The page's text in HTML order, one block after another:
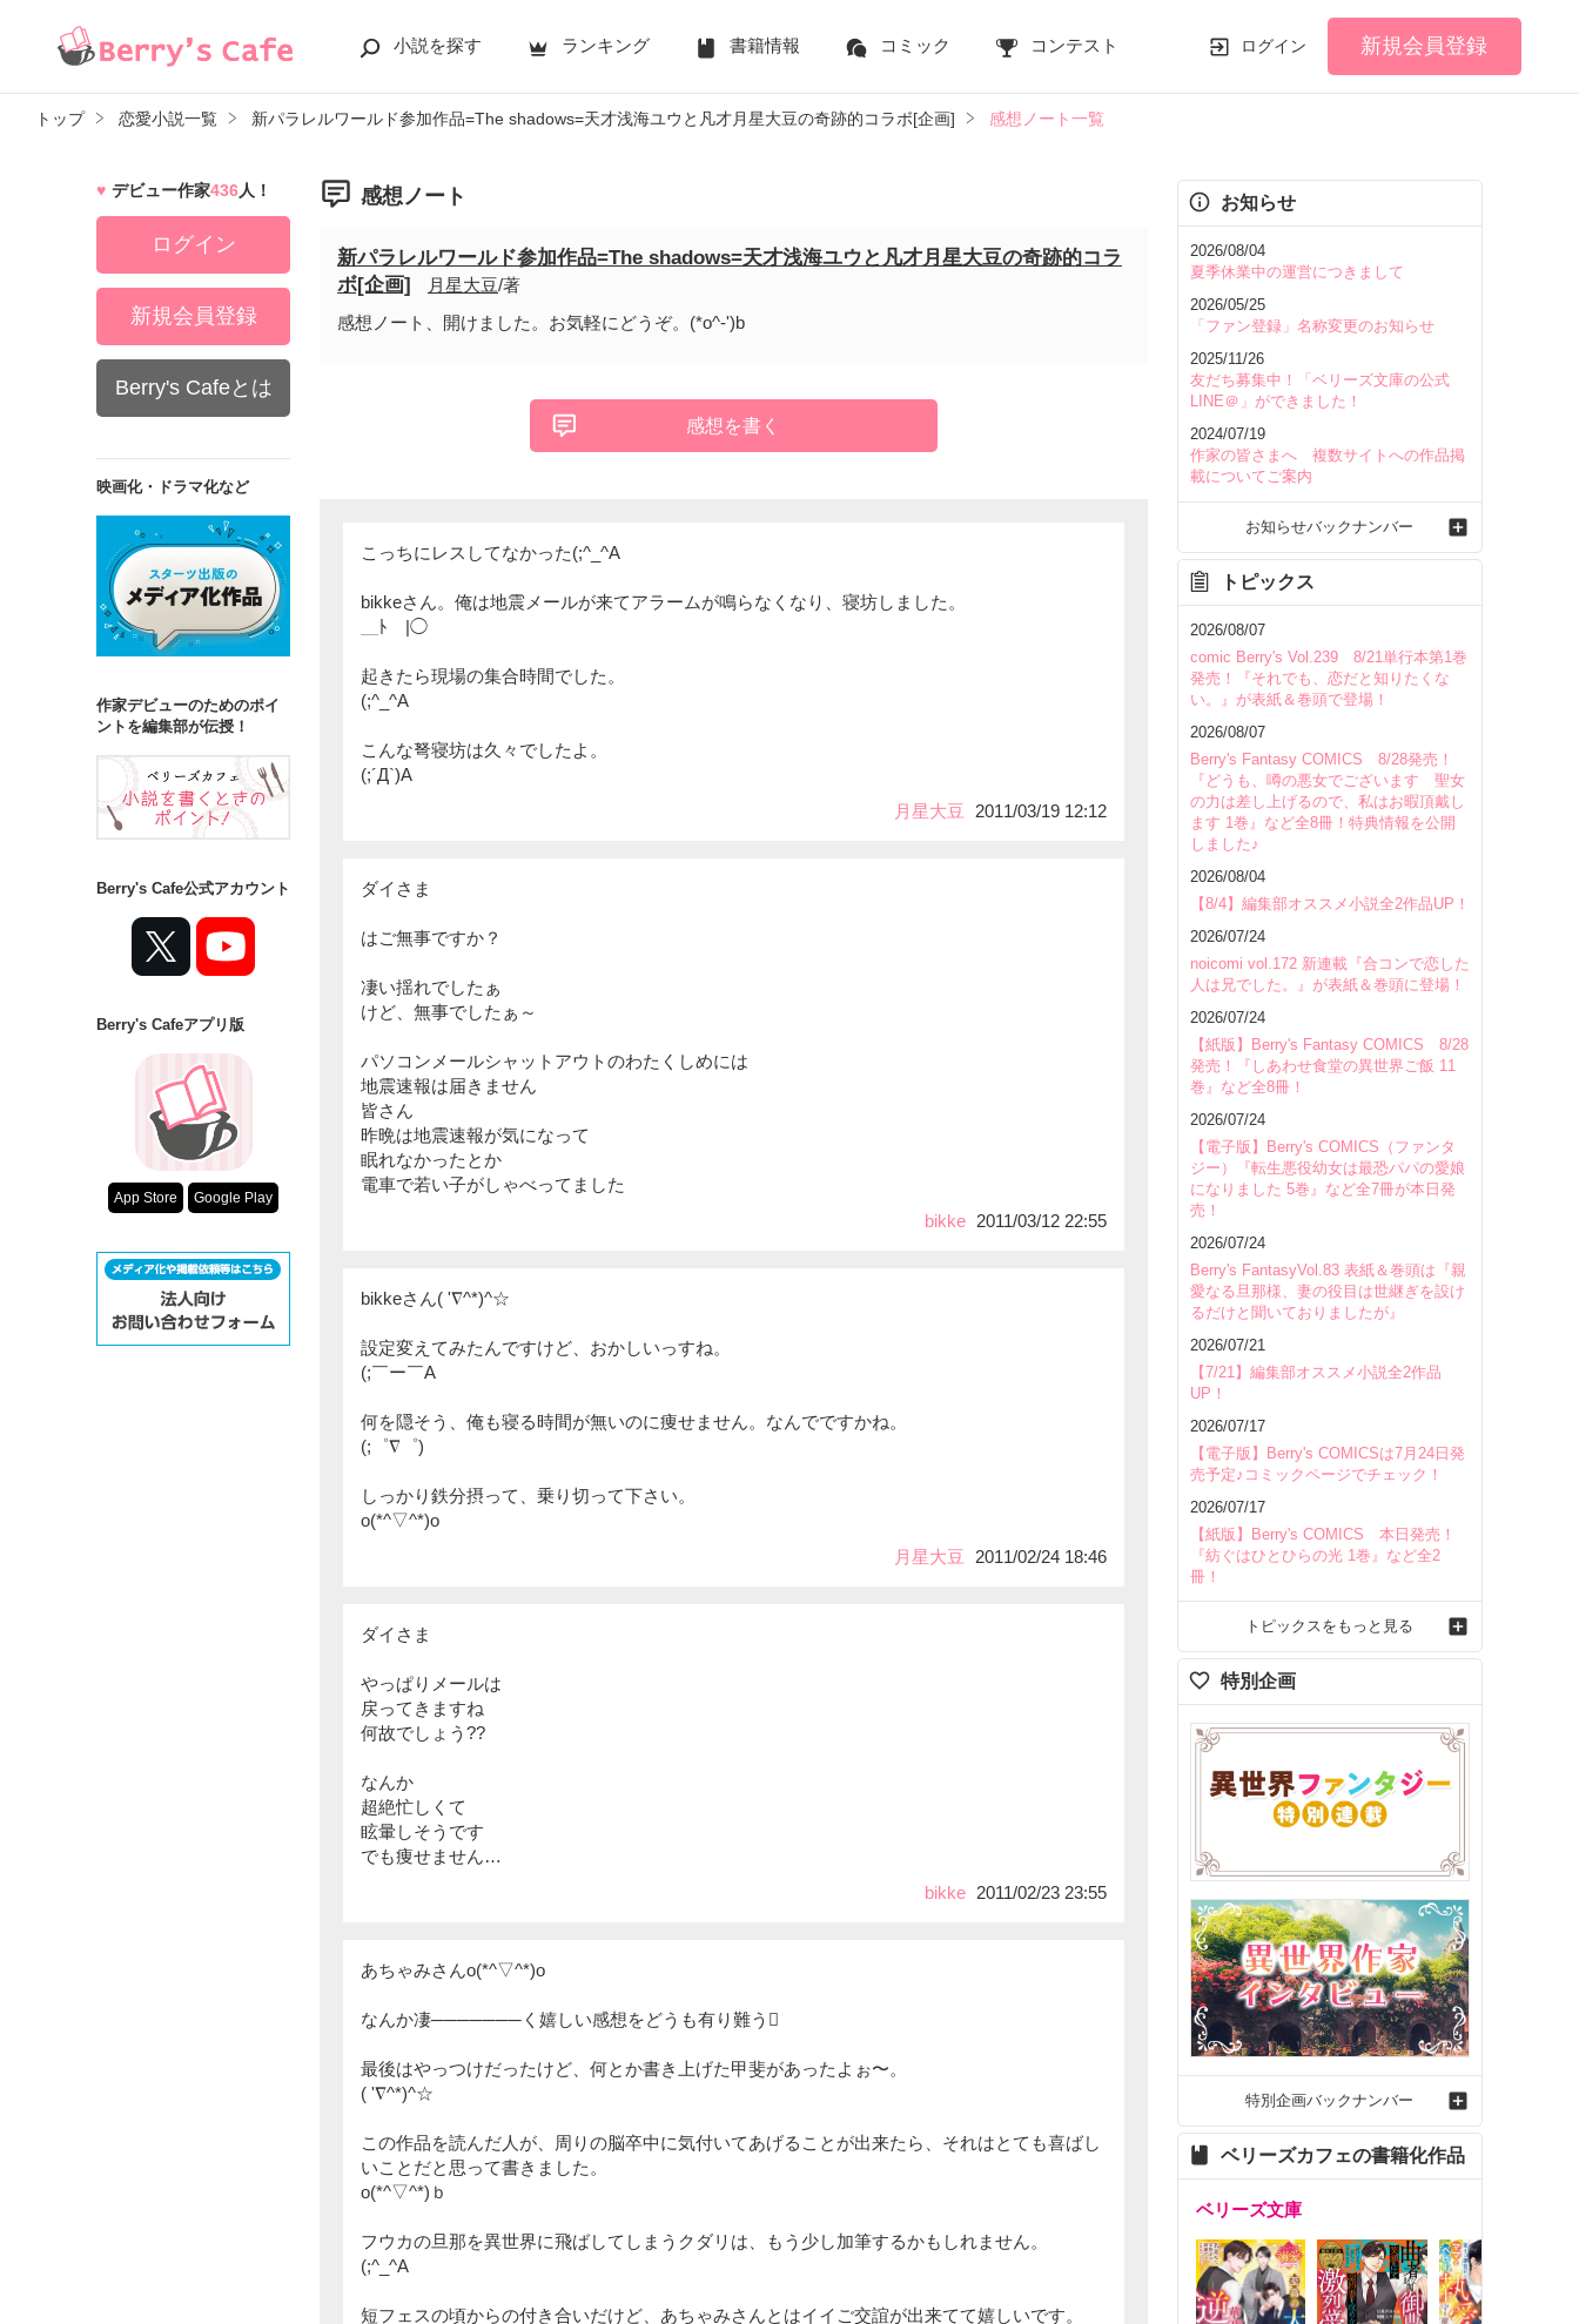
小説を探す ランキング 書籍情報 コミック コンテスト ログイン 新規会員登録
トップ 恋愛小説一覧 新パラレルワールド参加作品=The shadows=天才浅海ユウと凡才月星大豆の奇跡的コラボ[企画] 感想ノート一覧
感想ノート
新パラレルワールド参加作品=The shadows=天才浅海ユウと凡才月星大豆の奇跡的コラ
ボ[企画]
月星大豆/著
感想ノート、開けました。お気軽にどうぞ。(*o^-')b
感想を書く
こっちにレスしてなかった(;^_^A
bikkeさん。俺は地震メールが来てアラームが鳴らなくなり、寝坊しました。
＿ﾄ￣|◯
起きたら現場の集合時間でした。
(;^_^A
こんな弩寝坊は久々でしたよ。
(;´Д`)A
月星大豆
2011/03/19 12:12
ダイさま
はご無事ですか？
凄い揺れでしたぁ
けど、無事でしたぁ～
パソコンメールシャットアウトのわたくしめには
地震速報は届きません
皆さん
昨晩は地震速報が気になって
眠れなかったとか
電車で若い子がしゃべってました
bikke 2011/03/12 22:55
bikkeさん( '∇^*)^☆
設定変えてみたんですけど、おかしいっすね。
(;￣ー￣A
何を隠そう、俺も寝る時間が無いのに痩せません。なんでですかね。
(;゜∇゜)
しっかり鉄分摂って、乗り切って下さい。
o(*^▽^*)o
月星大豆
2011/02/24 18:46
ダイさま
やっぱりメールは
戻ってきますね
何故でしょう??
なんか
超絶忙しくて
眩暈しそうです
でも痩せません…
bikke 2011/02/23 23:55
あちゃみさんo(*^▽^*)o
なんか凄───────く嬉しい感想をどうも有り難う
最後はやっつけだったけど、何とか書き上げた甲斐があったよぉ〜。
( '∇^*)^☆
この作品を読んだ人が、周りの脳卒中に気付いてあげることが出来たら、それはとても喜ばし
いことだと思って書きました。
o(*^▽^*)ｂ
フウカの旦那を異世界に飛ばしてしまうクダリは、もう少し加筆するかもしれません。
(;^_^A
短フェスの頃からの付き合いだけど、あちゃみさんとはイイご交誼が出来てて嬉しいです。
デビュー作家436人！
ログイン
新規会員登録
Berry's Cafeとは
映画化・ドラマ化など
作家デビューのためのポイ
ントを編集部が伝授！
Berry's Cafe公式アカウント
Berry's Cafeアプリ版
App Store Google Play
お知らせ
2026/08/04
夏季休業中の運営につきまして
2026/05/25
「ファン登録」名称変更のお知らせ
2025/11/26
友だち募集中！「ベリーズ文庫の公式
LINE＠」ができました！
2024/07/19
作家の皆さまへ 複数サイトへの作品掲
載についてご案内
お知らせバックナンバー
トピックス
2026/08/07
comic Berry's Vol.239 8/21単行本第1巻
発売！『それでも、恋だと知りたくな
い。』が表紙＆巻頭で登場！
2026/08/07
Berry's Fantasy COMICS 8/28発売！
『どうも、噂の悪女でございます 聖女
の力は差し上げるので、私はお暇頂戴し
ます 1巻』など全8冊！特典情報を公開
しました♪
2026/08/04
【8/4】編集部オススメ小説全2作品UP！
2026/07/24
noicomi vol.172 新連載『合コンで恋した
人は兄でした。』が表紙＆巻頭に登場！
2026/07/24
【紙版】Berry's Fantasy COMICS 8/28
発売！『しあわせ食堂の異世界ご飯 11
巻』など全8冊！
2026/07/24
【電子版】Berry's COMICS（ファンタ
ジー）『転生悪役幼女は最恐パパの愛娘
になりました 5巻』など全7冊が本日発
売！
2026/07/24
Berry's FantasyVol.83 表紙＆巻頭は『親
愛なる旦那様、妻の役目は世継ぎを設け
るだけと聞いておりましたが』
2026/07/21
【7/21】編集部オススメ小説全2作品
UP！
2026/07/17
【電子版】Berry's COMICSは7月24日発
売予定♪コミックページでチェック！
2026/07/17
【紙版】Berry's COMICS 本日発売！
『紡ぐはひとひらの光 1巻』など全2
冊！
トピックスをもっと見る
特別企画
特別企画バックナンバー
ベリーズカフェの書籍化作品
ベリーズ文庫